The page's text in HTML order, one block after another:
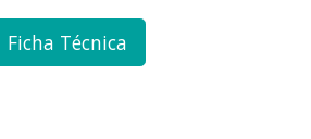
Ficha Técnica